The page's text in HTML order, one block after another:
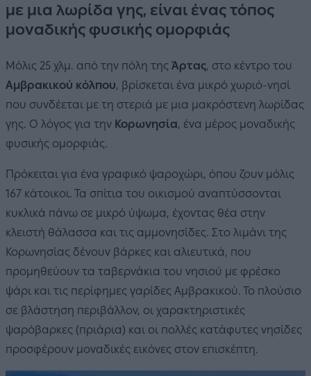
με μια λωρίδα γης, είναι ένας τόπος
μοναδικής φυσικής ομορφιάς
Μόλις 25 χλμ. από την πόλη της Άρτας, στο κέντρο του
Αμβρακικού κόλπου, βρίσκεται ένα μικρό χωριό-νησί
που συνδέεται με τη στεριά με μια μακρόστενη λωρίδας
γης. Ο λόγος για την Κορωνησία, ένα μέρος μοναδικής
φυσικής ομορφιάς.
Πρόκειται για ένα γραφικό ψαροχώρι, όπου ζουν μόλις
167 κάτοικοι. Τα σπίτια του οικισμού αναπτύσσονται
κυκλικά πάνω σε μικρό ύψωμα, έχοντας θέα στην
κλειστή θάλασσα και τις αμμονησίδες. Στο λιμάνι της
Κορωνησίας δένουν βάρκες και αλιευτικά, που
προμηθεύουν τα ταβερνάκια του νησιού με φρέσκο
ψάρι και τις περίφημες γαρίδες Αμβρακικού. Το πλούσιο
σε βλάστηση περιβάλλον, οι χαρακτηριστικές
ψαρόβαρκες (πριάρια) και οι πολλές κατάφυτες νησίδες
προσφέρουν μοναδικές εικόνες στον επισκέπτη.